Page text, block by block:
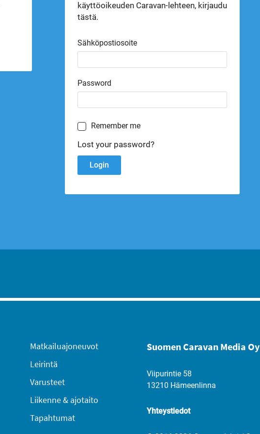
käyttöoikeuden Caravan-lehteen, kirjaudu
tästä.
Sähköpostiosoite
Password
Remember me
Lost your password?
Matkailuajoneuvot
Leirintä
Varusteet
Liikenne & ajotaito
Tapahtumat
Suomen Caravan Media Oy
Viipurintie 58
13210 Hämeenlinna
Yhteystiedot